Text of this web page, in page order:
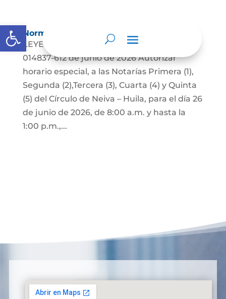
Abrir barra de herramientas
Normatividad
LEYES: RESOLUCIÓN NÚMERO RES-2026-
014837-612 de junio de 2026 Autorizar
horario especial, a las Notarías Primera (1),
Segunda (2),Tercera (3), Cuarta (4) y Quinta
(5) del Círculo de Neiva – Huila, para el día 26
de junio de 2026, de 8:00 a.m. y hasta la
1:00 p.m.,...